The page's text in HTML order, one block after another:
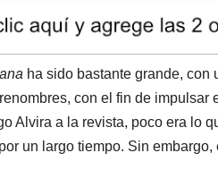
l
e
a
d
s
ha sido bastante grande, con
con el fin de impulsar
Alvira a la revista, poco era lo
un largo tiempo. Sin